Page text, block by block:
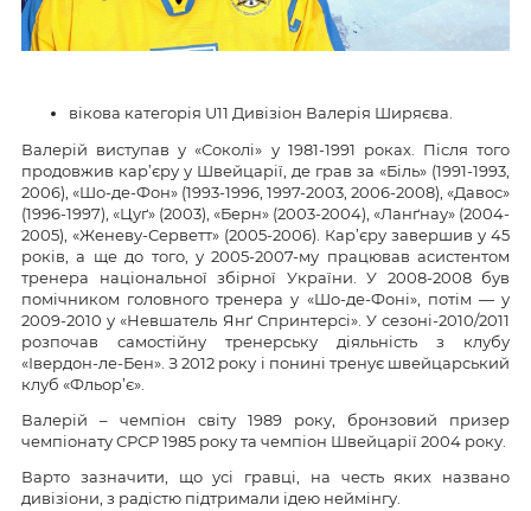
вікова категорія U11 Дивізіон Валерія Ширяєва.
Валерій виступав у «Соколі» у 1981-1991 роках. Після того
продовжив кар’єру у Швейцарії, де грав за «Біль» (1991-1993,
2006), «Шо-де-Фон» (1993-1996, 1997-2003, 2006-2008), «Давос»
(1996-1997), «Цуґ» (2003), «Берн» (2003-2004), «Ланґнау» (2004-
2005), «Женеву-Серветт» (2005-2006). Кар’єру завершив у 45
років, а ще до того, у 2005-2007-му працював асистентом
тренера національної збірної України. У 2008-2008 був
помічником головного тренера у «Шо-де-Фоні», потім — у
2009-2010 у «Невшатель Янґ Спринтерсі». У сезоні-2010/2011
розпочав самостійну тренерську діяльність з клубу
«Івердон-ле-Бен». З 2012 року і понині тренує швейцарський
клуб «Фльор’є».
Валерій – чемпіон світу 1989 року, бронзовий призер
чемпіонату СРСР 1985 року та чемпіон Швейцарії 2004 року.
Варто зазначити, що усі гравці, на честь яких названо
дивізіони, з радістю підтримали ідею неймінгу.